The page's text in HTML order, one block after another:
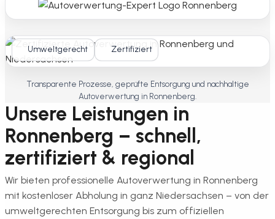
Umweltgerecht Zertifiziert
Transparente Prozesse, geprüfte Entsorgung und nachhaltige
Autoverwertung in Ronnenberg.
Unsere Leistungen in
Ronnenberg – schnell,
zertifiziert & regional
Wir bieten professionelle Autoverwertung in Ronnenberg
mit kostenloser Abholung in ganz Niedersachsen – von der
umweltgerechten Entsorgung bis zum offiziellen